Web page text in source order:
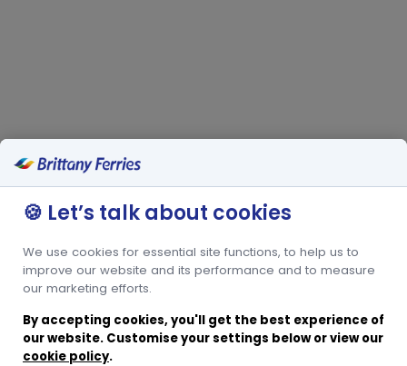
🍪 Let’s talk about cookies
We use cookies for essential site functions, to help us to
improve our website and its performance and to measure
our marketing efforts.
By accepting cookies, you'll get the best experience of
our website. Customise your settings below or view our
cookie policy.